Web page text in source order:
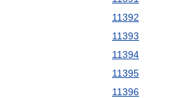
11392
11393
11394
11395
11396